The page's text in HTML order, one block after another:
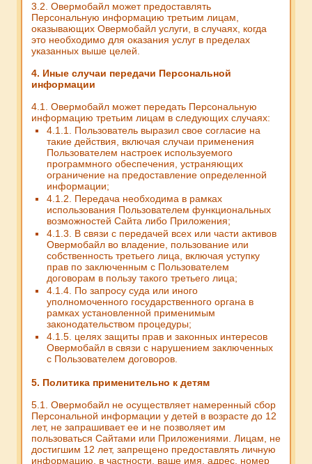
3.2. Овермобайл может предоставлять
Персональную информацию третьим лицам,
оказывающих Овермобайл услуги, в случаях, когда
это необходимо для оказания услуг в пределах
указанных выше целей.
4. Иные случаи передачи Персональной
информации
4.1. Овермобайл может передать Персональную
информацию третьим лицам в следующих случаях:
4.1.1. Пользователь выразил свое согласие на
такие действия, включая случаи применения
Пользователем настроек используемого
программного обеспечения, устраняющих
ограничение на предоставление определенной
информации;
4.1.2. Передача необходима в рамках
использования Пользователем функциональных
возможностей Сайта либо Приложения;
4.1.3. В связи с передачей всех или части активов
Овермобайл во владение, пользование или
собственность третьего лица, включая уступку
прав по заключенным с Пользователем
договорам в пользу такого третьего лица;
4.1.4. По запросу суда или иного
уполномоченного государственного органа в
рамках установленной применимым
законодательством процедуры;
4.1.5. целях защиты прав и законных интересов
Овермобайл в связи с нарушением заключенных
с Пользователем договоров.
5. Политика применительно к детям
5.1. Овермобайл не осуществляет намеренный сбор
Персональной информации у детей в возрасте до 12
лет, не запрашивает ее и не позволяет им
пользоваться Сайтами или Приложениями. Лицам, не
достигшим 12 лет, запрещено предоставлять личную
информацию, в частности, ваше имя, адрес, номер